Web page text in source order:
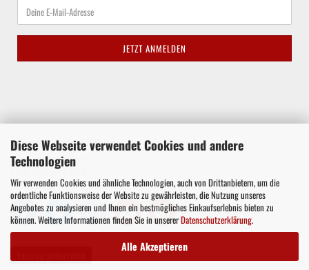
Diese Webseite verwendet Cookies und andere
Technologien
Wir verwenden Cookies und ähnliche Technologien, auch von Drittanbietern, um die
ordentliche Funktionsweise der Website zu gewährleisten, die Nutzung unseres
Angebotes zu analysieren und Ihnen ein bestmögliches Einkaufserlebnis bieten zu
können. Weitere Informationen finden Sie in unsererDatenschutzerklärung.
Alle Akzeptieren
Waltroper Straße 62a, 44536 Lünen
Telefon +49 177 8575432
info@nae-h-exe.de